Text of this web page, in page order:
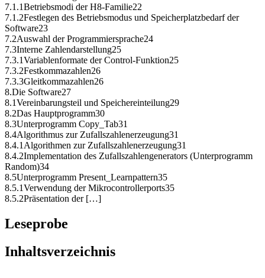
7.1.1Betriebsmodi der H8-Familie22
7.1.2Festlegen des Betriebsmodus und Speicherplatzbedarf der
Software23
7.2Auswahl der Programmiersprache24
7.3Interne Zahlendarstellung25
7.3.1Variablenformate der Control-Funktion25
7.3.2Festkommazahlen26
7.3.3Gleitkommazahlen26
8.Die Software27
8.1Vereinbarungsteil und Speichereinteilung29
8.2Das Hauptprogramm30
8.3Unterprogramm Copy_Tab31
8.4Algorithmus zur Zufallszahlenerzeugung31
8.4.1Algorithmen zur Zufallszahlenerzeugung31
8.4.2Implementation des Zufallszahlengenerators (Unterprogramm
Random)34
8.5Unterprogramm Present_Learnpattern35
8.5.1Verwendung der Mikrocontrollerports35
8.5.2Präsentation der […]
Leseprobe
Inhaltsverzeichnis